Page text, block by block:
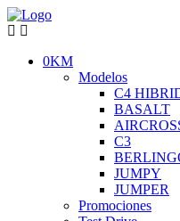
0KM
Modelos
C4
BASALT
C3
JUMPY
JUMPER
Promociones